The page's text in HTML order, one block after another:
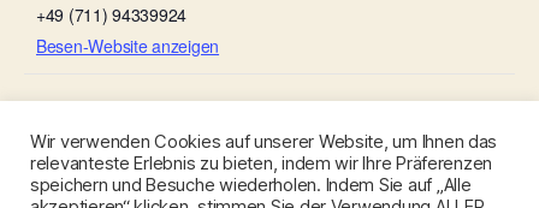
+49 (711) 94339924
Besen-Website anzeigen
Wir verwenden Cookies auf unserer Website, um Ihnen das
relevanteste Erlebnis zu bieten, indem wir Ihre Präferenzen
speichern und Besuche wiederholen. Indem Sie auf „Alle